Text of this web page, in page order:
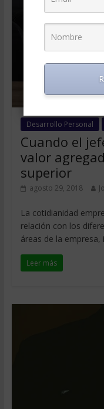
Desarrollo Personal
Cuando el
valor
superior
agosto 29, 2018
La cotidianidad
relación con los
áreas de la empresa,
Leer más